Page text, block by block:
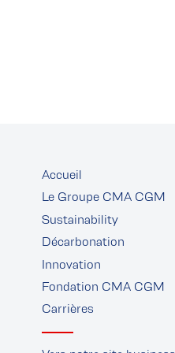
Accueil
Le Groupe CMA CGM
Sustainability
Décarbonation
Innovation
Fondation CMA CGM
Carrières